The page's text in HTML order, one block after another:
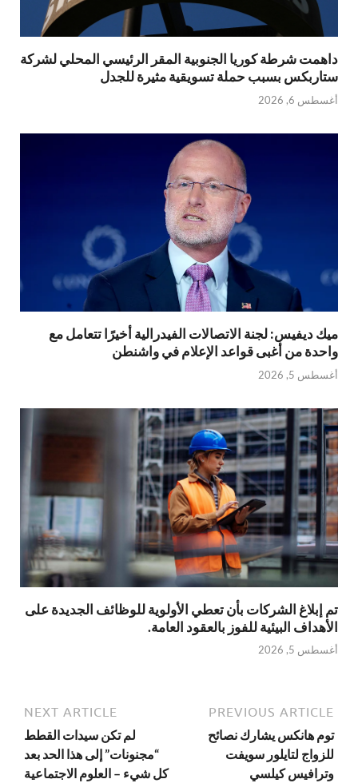
داهمت شرطة كوريا الجنوبية المقر الرئيسي المحلي لشركة
ستاربكس بسبب حملة تسويقية مثيرة للجدل
أغسطس 6, 2026
ميك ديفيس: لجنة الاتصالات الفيدرالية أخيرًا تتعامل مع
واحدة من أغبى قواعد الإعلام في واشنطن
أغسطس 5, 2026
تم إبلاغ الشركات بأن تعطي الأولوية للوظائف الجديدة على
الأهداف البيئية للفوز بالعقود العامة.
أغسطس 5, 2026
PREVIOUS ARTICLE
توم هانكس يشارك نصائح
للزواج لتايلور سويفت
وترافيس كيلسي
NEXT ARTICLE
لم تكن سيدات القطط
“مجنونات” إلى هذا الحد بعد
كل شيء – العلوم الاجتماعية